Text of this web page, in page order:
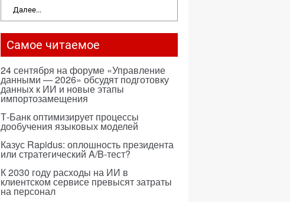
Далее...
Самое читаемое
24 сентября на форуме «Управление
данными — 2026» обсудят подготовку
данных к ИИ и новые этапы
импортозамещения
Т-Банк оптимизирует процессы
дообучения языковых моделей
Казус Rapidus: оплошность президента
или стратегический A/B-тест?
К 2030 году расходы на ИИ в
клиентском сервисе превысят затраты
на персонал